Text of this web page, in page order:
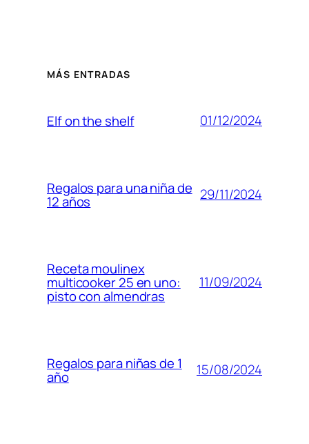
MÁS ENTRADAS
Elf on the shelf 01/12/2024
Regalos para una niña de
12 años 29/11/2024
Receta moulinex
multicooker 25 en uno:
pisto con almendras
11/09/2024
Regalos para niñas de 1
año 15/08/2024